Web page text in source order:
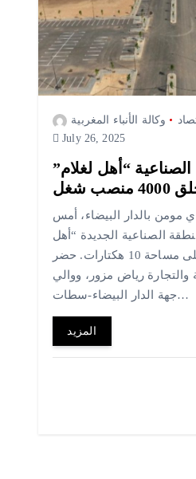
وكالة الأنباء المغربية
July 26, 2025
“أهل لغلام”
شغل
بالدار البيضاء، أمس
الصناعية الجديدة “أهل
لغلام” التي تمتد على مساحة 10 هكتارات. حضر
والتجارة رياض مزور، ووالي
جهة الدار البيضاء-سطات…
المزيد